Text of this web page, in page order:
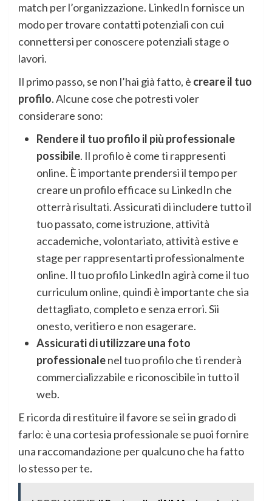
match per l’organizzazione. LinkedIn fornisce un
modo per trovare contatti potenziali con cui
connettersi per conoscere potenziali stage o
lavori.
Il primo passo, se non l’hai già fatto, è creare il tuo
profilo. Alcune cose che potresti voler
considerare sono:
Rendere il tuo profilo il più professionale
possibile. Il profilo è come ti rappresenti
online. È importante prendersi il tempo per
creare un profilo efficace su LinkedIn che
otterrà risultati. Assicurati di includere tutto il
tuo passato, come istruzione, attività
accademiche, volontariato, attività estive e
stage per rappresentarti professionalmente
online. Il tuo profilo LinkedIn agirà come il tuo
curriculum online, quindi è importante che sia
dettagliato, completo e senza errori. Sii
onesto, veritiero e non esagerare.
Assicurati di utilizzare una foto
professionalenel tuo profilo che ti renderà
commercializzabile e riconoscibile in tutto il
web.
E ricorda di restituire il favore se sei in grado di
farlo: è una cortesia professionale se puoi fornire
una raccomandazione per qualcuno che ha fatto
lo stesso per te.